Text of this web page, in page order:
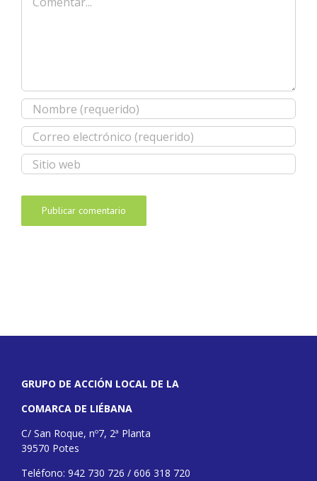
GRUPO DE ACCIÓN LOCAL DE LA
COMARCA DE LIÉBANA
C/ San Roque, nº7, 2ª Planta
39570 Potes
Teléfono: 942 730 726 / 606 318 720